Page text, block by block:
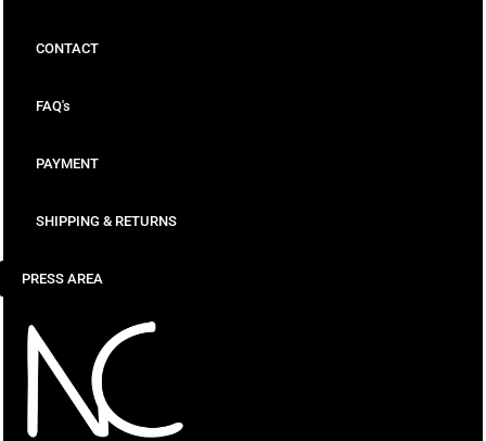
CONTACT
FAQ's
PAYMENT
SHIPPING & RETURNS
PRESS AREA